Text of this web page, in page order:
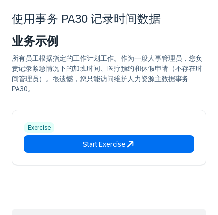
使用事务 PA30 记录时间数据
业务示例
所有员工根据指定的工作计划工作。作为一般人事管理员，您负
责记录紧急情况下的加班时间、医疗预约和休假申请（不存在时
间管理员）。很遗憾，您只能访问维护人力资源主数据事务
PA30。
Exercise
Start Exercise